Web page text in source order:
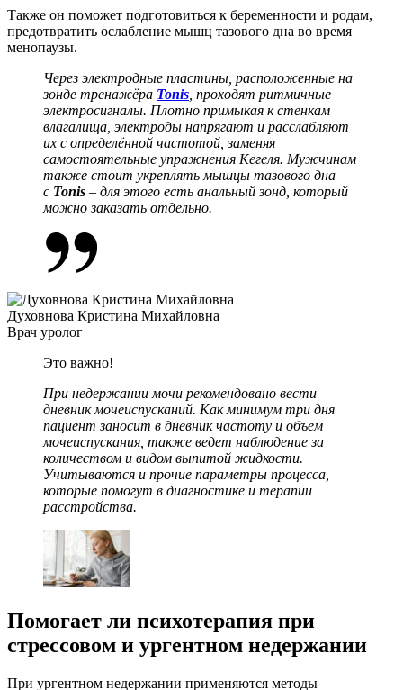
Также он поможет подготовиться к беременности и родам,
предотвратить ослабление мышц тазового дна во время
менопаузы.
Через электродные пластины, расположенные на
зонде тренажёра Tonis , проходят ритмичные
электросигналы. Плотно примыкая к стенкам
влагалища, электроды напрягают и расслабляют
их с определённой частотой, заменяя
самостоятельные упражнения Кегеля. Мужчинам
также стоит укреплять мышцы тазового дна
с Tonis – для этого есть анальный зонд, который
можно заказать отдельно.
Духовнова Кристина Михайловна
Врач уролог
Это важно!
При недержании мочи рекомендовано вести
дневник мочеиспусканий. Как минимум три дня
пациент заносит в дневник частоту и объем
мочеиспускания, также ведет наблюдение за
количеством и видом выпитой жидкости.
Учитываются и прочие параметры процесса,
которые помогут в диагностике и терапии
расстройства.
Помогает ли психотерапия при
стрессовом и ургентном недержании
При ургентном недержании применяются методы